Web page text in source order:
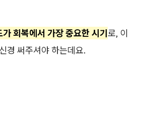
회복에서 가장 중요한 시기로, 이
경 써주셔야 하는데요.